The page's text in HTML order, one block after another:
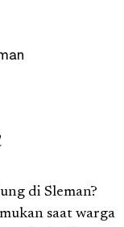
di Sleman?
saat warga